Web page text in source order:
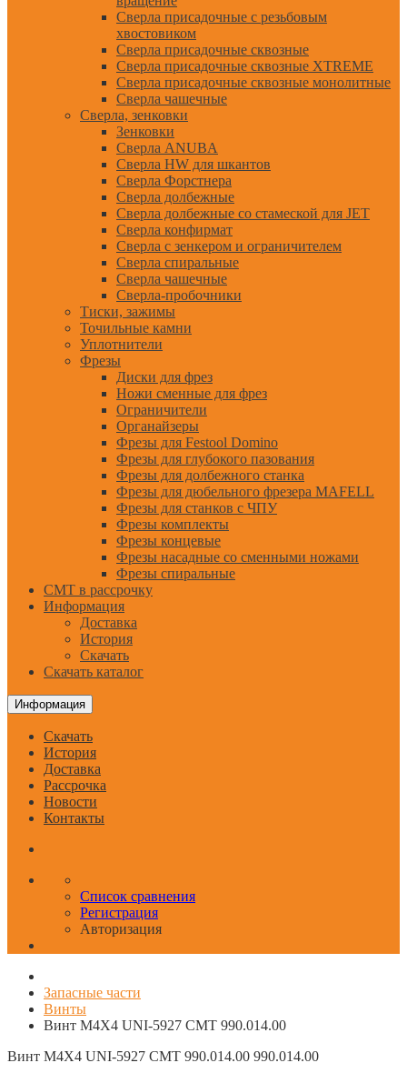
Сверла присадочные с резьбовым
хвостовиком
Сверла присадочные сквозные
Сверла присадочные сквозные XTREME
Сверла присадочные сквозные монолитные
Сверла чашечные
Сверла, зенковки
Зенковки
Сверла ANUBA
Сверла HW для шкантов
Сверла Форстнера
Сверла долбежные
Сверла долбежные со стамеской для JET
Сверла конфирмат
Сверла с зенкером и ограничителем
Сверла спиральные
Сверла чашечные
Сверла-пробочники
Тиски, зажимы
Точильные камни
Уплотнители
Фрезы
Диски для фрез
Ножи сменные для фрез
Ограничители
Органайзеры
Фрезы для Festool Domino
Фрезы для глубокого пазования
Фрезы для долбежного станка
Фрезы для дюбельного фрезера MAFELL
Фрезы для станков с ЧПУ
Фрезы комплекты
Фрезы концевые
Фрезы насадные со сменными ножами
Фрезы спиральные
CMT в рассрочку
Информация
Доставка
История
Скачать
Скачать каталог
Информация
Скачать
История
Доставка
Рассрочка
Новости
Контакты
Список сравнения
Регистрация
Авторизация
Запасные части
Винты
Винт M4X4 UNI-5927 CMT 990.014.00
Винт M4X4 UNI-5927 CMT 990.014.00 990.014.00